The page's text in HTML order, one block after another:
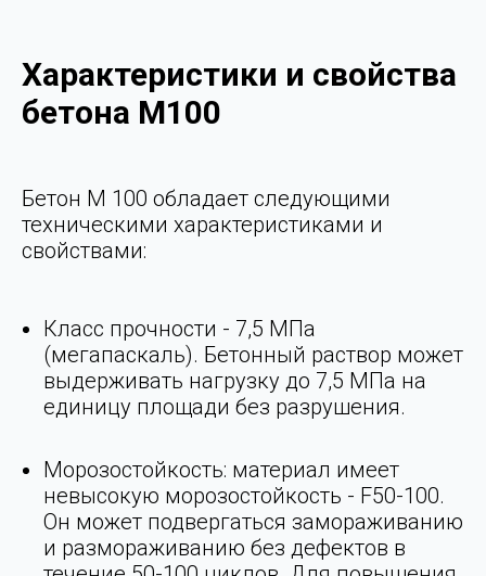
Характеристики и свойства
бетона M100
Бетон М 100 обладает следующими
техническими характеристиками и
свойствами:
Класс прочности - 7,5 МПа
(мегапаскаль). Бетонный раствор может
выдерживать нагрузку до 7,5 МПа на
единицу площади без разрушения.
Морозостойкость: материал имеет
невысокую морозостойкость - F50-100.
Он может подвергаться замораживанию
и размораживанию без дефектов в